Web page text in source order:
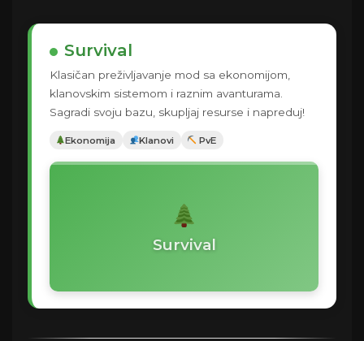
Survival
Klasičan preživljavanje mod sa ekonomijom,
klanovskim sistemom i raznim avanturama.
Sagradi svoju bazu, skupljaj resurse i napreduj!
Ekonomija Klanovi ️ PvE
Survival